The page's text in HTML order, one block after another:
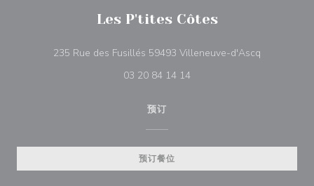
Les P'tites Côtes
235 Rue des Fusillés 59493 Villeneuve-d'Ascq
03 20 84 14 14
预订
预订餐位